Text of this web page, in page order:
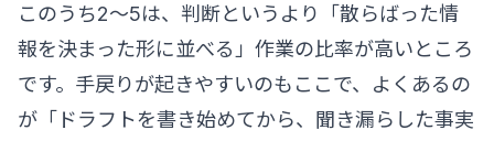
このうち2〜5は、判断というより「散らばった情
報を決まった形に並べる」作業の比率が高いところ
です。手戻りが起きやすいのもここで、よくあるの
が「ドラフトを書き始めてから、聞き漏らした事実